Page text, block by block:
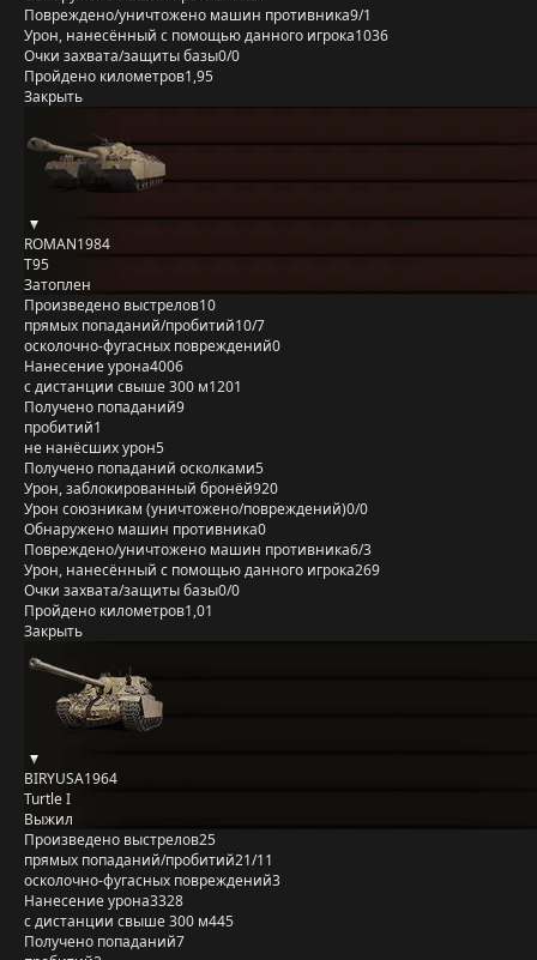
Повреждено/уничтожено машин противника9/1
Урон, нанесённый с помощью данного игрока1036
Очки захвата/защиты базы0/0
Пройдено километров1,95
Закрыть
ROMAN1984
T95
Затоплен
Произведено выстрелов10
прямых попаданий/пробитий10/7
осколочно-фугасных повреждений0
Нанесение урона4006
с дистанции свыше 300 м1201
Получено попаданий9
пробитий1
не нанёсших урон5
Получено попаданий осколками5
Урон, заблокированный бронёй920
Урон союзникам (уничтожено/повреждений)0/0
Обнаружено машин противника0
Повреждено/уничтожено машин противника6/3
Урон, нанесённый с помощью данного игрока269
Очки захвата/защиты базы0/0
Пройдено километров1,01
Закрыть
BIRYUSA1964
Turtle I
Выжил
Произведено выстрелов25
прямых попаданий/пробитий21/11
осколочно-фугасных повреждений3
Нанесение урона3328
с дистанции свыше 300 м445
Получено попаданий7